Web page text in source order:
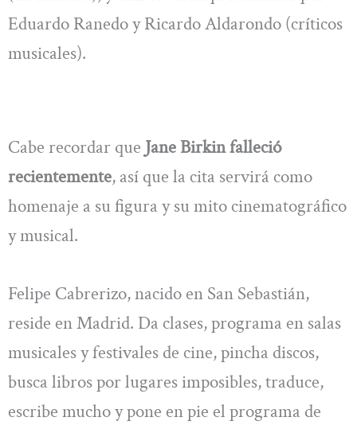
Eduardo Ranedo y Ricardo Aldarondo (críticos
musicales).
Cabe recordar que Jane Birkin falleció
recientemente, así que la cita servirá como
homenaje a su figura y su mito cinematográfico
y musical.
Felipe Cabrerizo, nacido en San Sebastián,
reside en Madrid. Da clases, programa en salas
musicales y festivales de cine, pincha discos,
busca libros por lugares imposibles, traduce,
escribe mucho y pone en pie el programa de